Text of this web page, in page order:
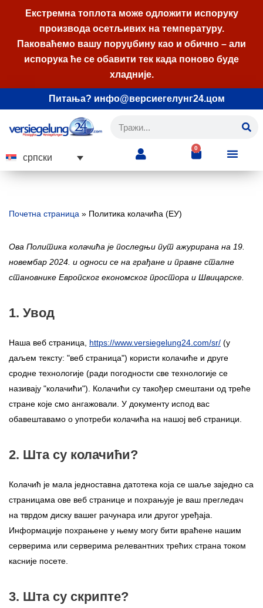
на
садржај
Екстремна топлота може одложити испоруку
производа осетљивих на температуру.
Паковаћемо вашу поруџбину као и обично – али
испорука ће се обавити тек када поново буде
хладније.
Питања? инфо@версиегелунг24.цом
српски
0
Почетна страница » Политика колачића (ЕУ)
Ова Политика колачића је последњи пут ажурирана на 19.
новембар 2024. и односи се на грађане и правне сталне
становнике Европског економског простора и Швицарске.
1. Увод
Наша веб страница, https://www.versiegelung24.com/sr/ (у
даљем тексту: "веб страница") користи колачиће и друге
сродне технологије (ради погодности све технологије се
називају "колачићи"). Колачићи су такођер смештани од треће
стране које смо ангажовали. У документу испод вас
обавештавамо о употреби колачића на нашој веб страници.
2. Шта су колачићи?
Колачић је мала једноставна датотека која се шаље заједно са
страницама ове веб странице и похрањује је ваш прегледач
на тврдом диску вашег рачунара или другог уређаја.
Информације похрањене у њему могу бити враћене нашим
серверима или серверима релевантних трећих страна током
касније посете.
3. Шта су скрипте?